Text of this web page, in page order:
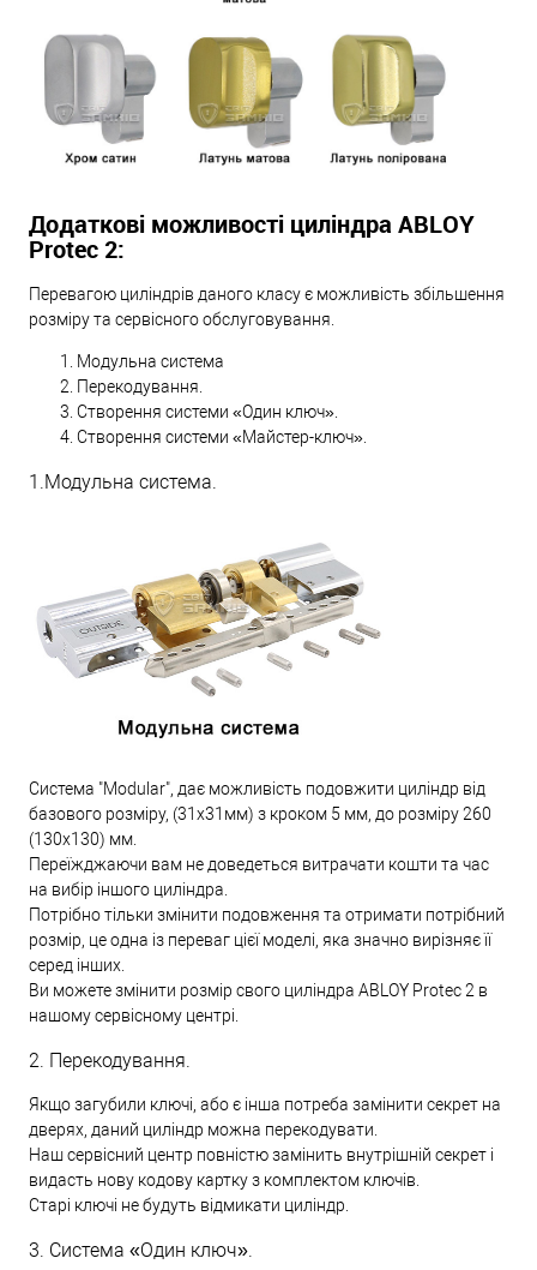
Додаткові можливості циліндра ABLOY
Protec 2:
Перевагою циліндрів даного класу є можливість збільшення
розміру та сервісного обслуговування.
Модульна система
Перекодування.
Створення системи «Один ключ».
Створення системи «Майстер-ключ».
1.Модульна система.
Система "Modular", дає можливість подовжити циліндр від
базового розміру, (31х31мм) з кроком 5 мм, до розміру 260
(130х130) мм.
Переїжджаючи вам не доведеться витрачати кошти та час
на вибір іншого циліндра.
Потрібно тільки змінити подовження та отримати потрібний
розмір, це одна із переваг цієї моделі, яка значно вирізняє її
серед інших.
Ви можете змінити розмір свого циліндра ABLOY Protec 2 в
нашому сервісному центрі.
2. Перекодування.
Якщо загубили ключі, або є інша потреба замінити секрет на
дверях, даний циліндр можна перекодувати.
Наш сервісний центр повністю замінить внутрішній секрет і
видасть нову кодову картку з комплектом ключів.
Старі ключі не будуть відмикати циліндр.
3. Система «Один ключ».